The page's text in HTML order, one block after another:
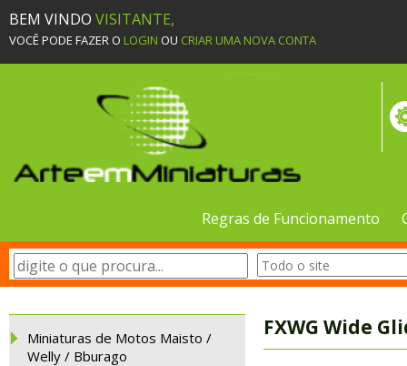
BEM VINDO VISITANTE,
VOCÊ PODE FAZER O LOGIN OU CRIAR UMA NOVA CONTA
Regras de Funcionamento
Miniaturas de Motos Maisto /
Welly / Bburago
FXWG Wide